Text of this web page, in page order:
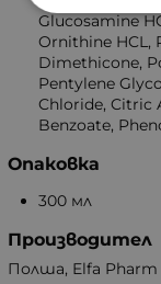
Glucosamine
Ornithine HCL,
Dimethicone,
Pentylene
Chloride, Citric
Benzoate,
Опаковка
300 мл
Производител
Полша, Elfa Pharm